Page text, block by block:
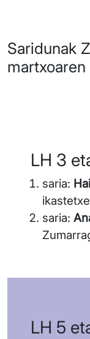
Saridunak
martxoaren
LH 3
saria:
saria:
LH 5